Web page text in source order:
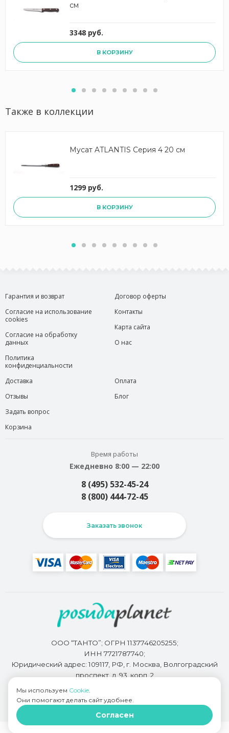
см
3348 руб.
В КОРЗИНУ
Также в коллекции
Мусат ATLANTIS Серия 4 20 см
1299 руб.
В КОРЗИНУ
Гарантия и возврат
Согласие на использование
cookies
Согласие на обработку
данных
Политика
конфиденциальности
Договор оферты
Контакты
Карта сайта
О нас
Доставка
Отзывы
Задать вопрос
Корзина
Оплата
Блог
Время работы
Ежедневно 8:00 — 22:00
8 (495) 532-45-24
8 (800) 444-72-45
Заказать звонок
ООО “ТАНТО”; ОГРН 1137746205255;
ИНН 7721787740;
Юридический адрес: 109117, РФ, г. Москва, Волгоградский
проспект, д. 93, корп. 2
Разработкой сайта занимается
Мы используем Cookie.
Они помогают делать сайт удобнее.
Согласен